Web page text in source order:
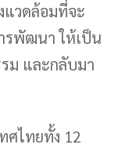
แวดล้อมที่จะ
รพัฒนา ให้เป็น
ม และกลับมา
ศไทยทั้ง 12